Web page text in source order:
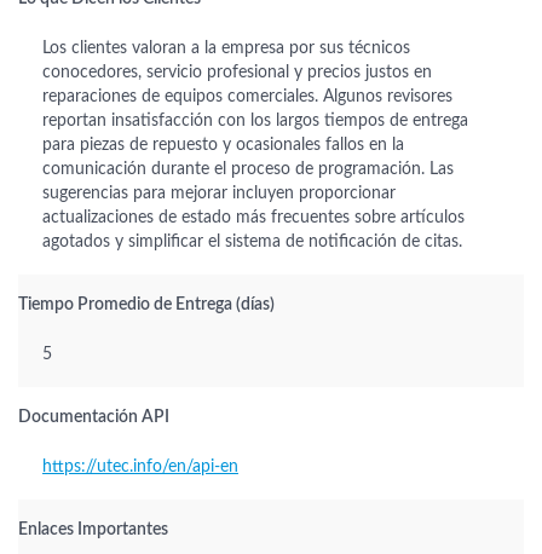
Los clientes valoran a la empresa por sus técnicos
conocedores, servicio profesional y precios justos en
reparaciones de equipos comerciales. Algunos revisores
reportan insatisfacción con los largos tiempos de entrega
para piezas de repuesto y ocasionales fallos en la
comunicación durante el proceso de programación. Las
sugerencias para mejorar incluyen proporcionar
actualizaciones de estado más frecuentes sobre artículos
agotados y simplificar el sistema de notificación de citas.
Tiempo Promedio de Entrega (días)
5
Documentación API
https://utec.info/en/api-en
Enlaces Importantes